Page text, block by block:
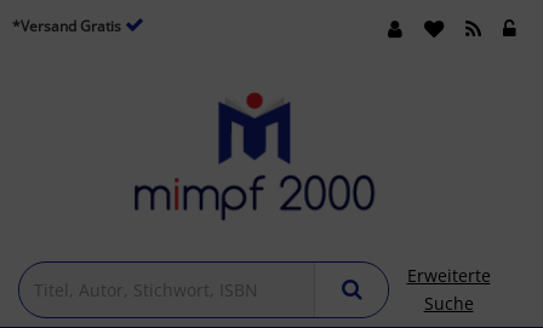
*Versand Gratis
Erweiterte
Suche